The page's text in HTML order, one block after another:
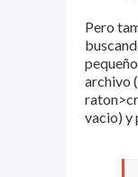
Pero
archivo
vacio) y